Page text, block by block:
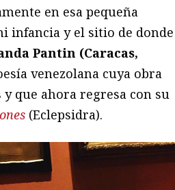
en esa pequeña
infancia y el sitio de donde
Pantin (Caracas,
venezolana cuya obra
que ahora regresa con su
(Eclepsidra).